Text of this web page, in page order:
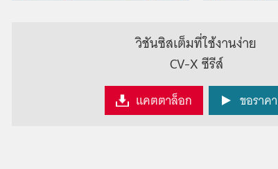
วิชันซิสเต็มที่ใช้งานง่าย
CV-X ซีรีส์
แคตตาล็อก ขอราคา